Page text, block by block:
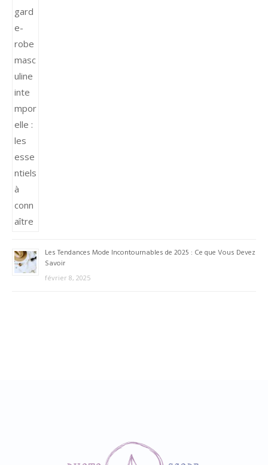
Les Tendances Mode Incontournables de 2025 : Ce que Vous Devez
Savoir
février 8, 2025